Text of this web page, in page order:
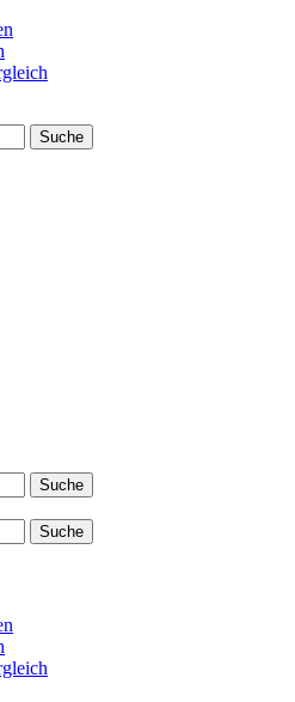
Suche
Suche
Suche